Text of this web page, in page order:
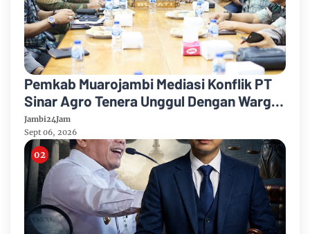
Pemkab Muarojambi Mediasi Konflik PT
Sinar Agro Tenera Unggul Dengan Warga
Sipin Teluk Duren
Jambi24Jam
Sept 06, 2026